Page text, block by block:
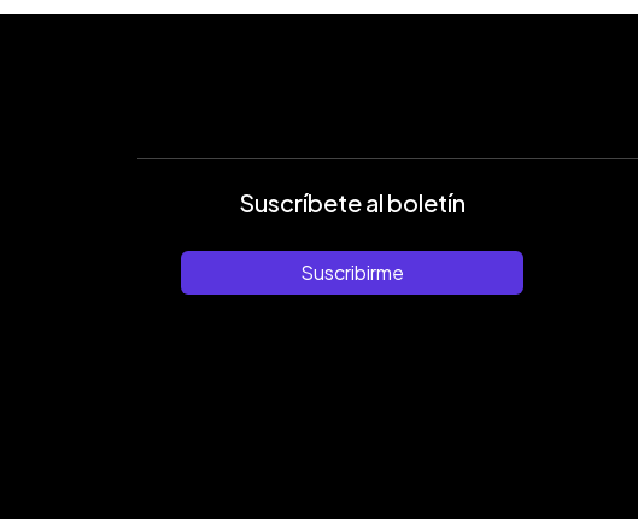
Suscríbete al boletín
Suscribirme